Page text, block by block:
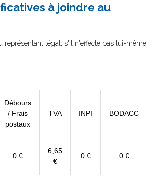
à joindre au
représentant légal, s'il n'effecte pas lui-même
Débours
/ Frais
postaux
TVA INPI BODACC
0 €
6,65
€
0 € 0 €